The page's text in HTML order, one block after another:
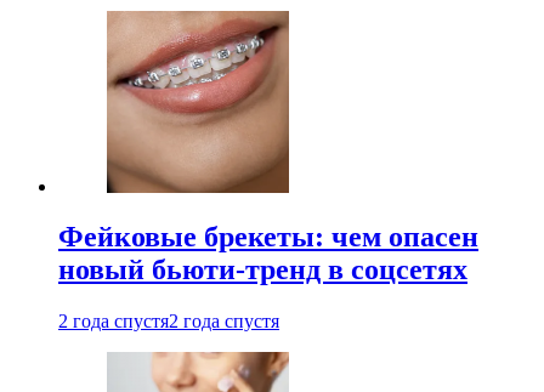
Фейковые брекеты: чем опасен
новый бьюти-тренд в соцсетях
2 года спустя2 года спустя